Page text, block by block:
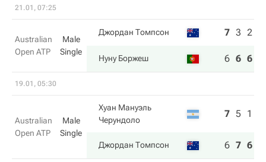
21.01, 07:25
Australian
Open ATP
Male
Single
Джордан Томпсон 7 3 2
Нуну Боржеш 6 6 6
19.01, 05:30
Australian
Open ATP
Male
Single
Хуан Мануэль
Черундоло
7 5 1
Джордан Томпсон 6 7 6